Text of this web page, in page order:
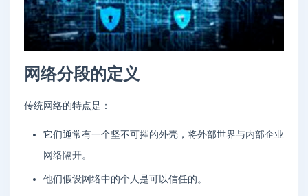
网络分段的定义
传统网络的特点是：
它们通常有一个坚不可摧的外壳，将外部世界与内部企业
网络隔开。
他们假设网络中的个人是可以信任的。